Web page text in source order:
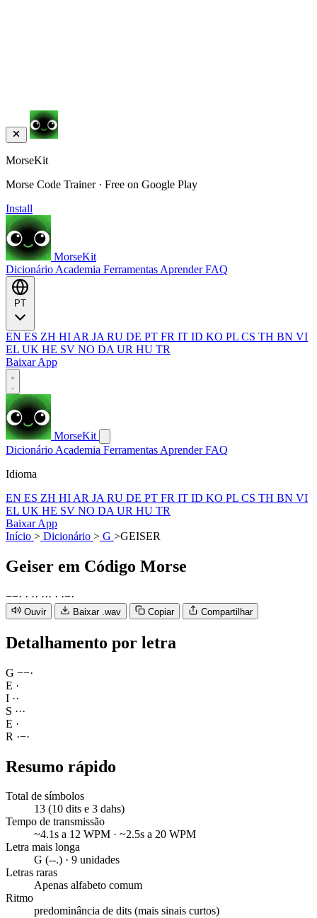
MorseKit
Morse Code Trainer · Free on Google Play
Install
MorseKit
Dicionário Academia Ferramentas AprenderFAQ
EN ES ZH HI AR JA RU DE PT FR IT ID KO PL CS TH BN VI
EL UK HE SV NO DA UR HU TR
Baixar App
MorseKit
Dicionário Academia Ferramentas AprenderFAQ
Idioma
EN ES ZH HI AR JA RU DE PT FR IT ID KO PL CS TH BN VI
EL UK HE SV NO DA UR HU TR
Baixar App
Início > Dicionário > G >GEISER
Geiser em Código Morse
−−· · ·· ··· · ·−·
Ouvir Baixar .wav Copiar Compartilhar
Detalhamento por letra
G −−·
E ·
I ··
S ···
E ·
R ·−·
Resumo rápido
Total de símbolos
13 (10 dits e 3 dahs)
Tempo de transmissão
~4.1s a 12 WPM · ~2.5s a 20 WPM
Letra mais longa
G (--.) · 9 unidades
Letras raras
Apenas alfabeto comum
Ritmo
predominância de dits (mais sinais curtos)